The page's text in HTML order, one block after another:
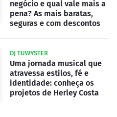
negócio e qual vale mais a
pena? As mais baratas,
seguras e com descontos
DJ TUWYSTER
Uma jornada musical que
atravessa estilos, fé e
identidade: conheça os
projetos de Herley Costa